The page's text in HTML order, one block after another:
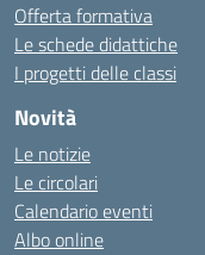
Offerta formativa
Le schede didattiche
I progetti delle classi
Novità
Le notizie
Le circolari
Calendario eventi
Albo online